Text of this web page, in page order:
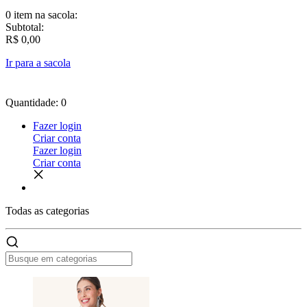
0 item na sacola:
Subtotal:
R$ 0,00
Ir para a sacola
Quantidade: 0
Fazer login
Criar conta
Fazer login
Criar conta
Todas as categorias